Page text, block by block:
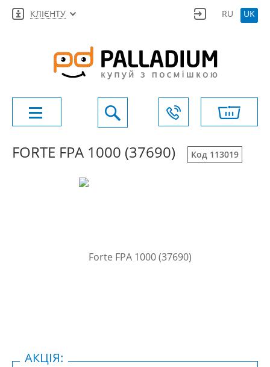
КЛІЄНТУ RU UK
FORTE FPA 1000 (37690) Код 113019
АКЦІЯ: